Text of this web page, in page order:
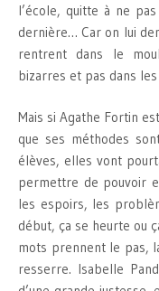
l’école, quitte à ne
dernière… Car on lui
rentrent dans le
bizarres et pas dans
Mais si Agathe Fortin
que ses méthodes
élèves, elles vont
permettre de pouvoir
les espoirs, les
début, ça se heurte ou
mots prennent le pas,
resserre. Isabelle